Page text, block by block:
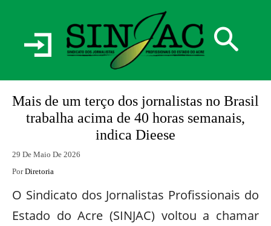
Mais de um terço dos jornalistas no Brasil
trabalha acima de 40 horas semanais,
indica Dieese
29 De Maio De 2026
Por Diretoria
O Sindicato dos Jornalistas Profissionais do
Estado do Acre (SINJAC) voltou a chamar